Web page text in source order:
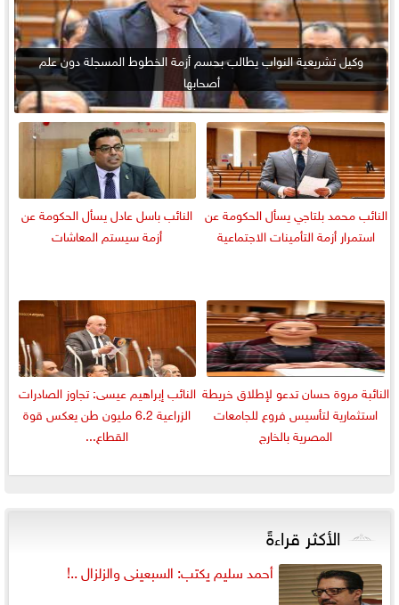
وكيل تشريعية النواب يطالب بحسم أزمة الخطوط المسجلة دون علم
أصحابها
النائب محمد بلتاجي يسأل الحكومة عن
استمرار أزمة التأمينات الاجتماعية
النائب باسل عادل يسأل الحكومة عن
أزمة سيستم المعاشات
النائبة مروة حسان تدعو لإطلاق خريطة
استثمارية لتأسيس فروع للجامعات
المصرية بالخارج
النائب إبراهيم عيسى: تجاوز الصادرات
الزراعية 6.2 مليون طن يعكس قوة
القطاع...
الأكثر قراءةً
أحمد سليم يكتب: السبعينى والزلزال ..!